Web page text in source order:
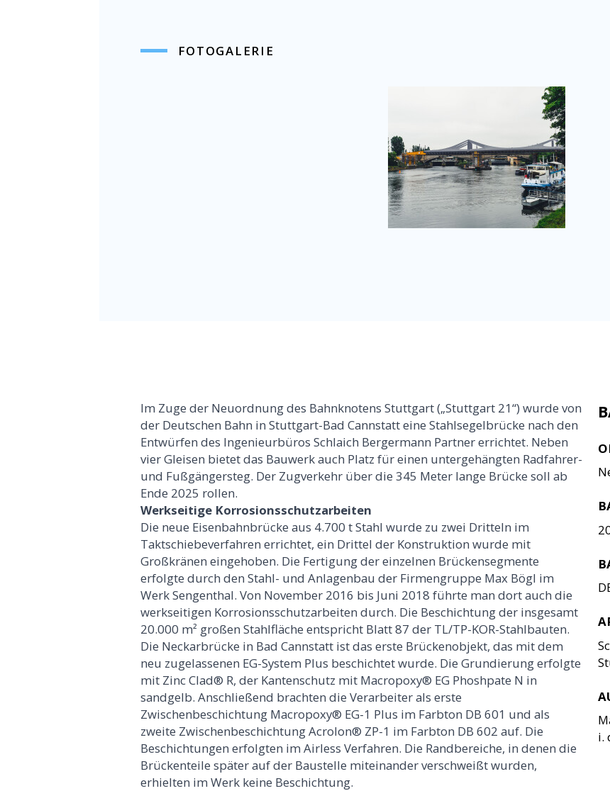
FOTOGALERIE
Im Zuge der Neuordnung des Bahnknotens Stuttgart („Stuttgart 21“) wurde von
der Deutschen Bahn in Stuttgart-Bad Cannstatt eine Stahlsegelbrücke nach den
Entwürfen des Ingenieurbüros Schlaich Bergermann Partner errichtet. Neben
vier Gleisen bietet das Bauwerk auch Platz für einen untergehängten Radfahrer-
und Fußgängersteg. Der Zugverkehr über die 345 Meter lange Brücke soll ab
Ende 2025 rollen.
Werkseitige Korrosionsschutzarbeiten
Die neue Eisenbahnbrücke aus 4.700 t Stahl wurde zu zwei Dritteln im
Taktschiebeverfahren errichtet, ein Drittel der Konstruktion wurde mit
Großkränen eingehoben. Die Fertigung der einzelnen Brückensegmente
erfolgte durch den Stahl- und Anlagenbau der Firmengruppe Max Bögl im
Werk Sengenthal. Von November 2016 bis Juni 2018 führte man dort auch die
werkseitigen Korrosionsschutzarbeiten durch. Die Beschichtung der insgesamt
20.000 m² großen Stahlfläche entspricht Blatt 87 der TL/TP-KOR-Stahlbauten.
Die Neckarbrücke in Bad Cannstatt ist das erste Brückenobjekt, das mit dem
neu zugelassenen EG-System Plus beschichtet wurde. Die Grundierung erfolgte
mit Zinc Clad® R, der Kantenschutz mit Macropoxy® EG Phoshpate N in
sandgelb. Anschließend brachten die Verarbeiter als erste
Zwischenbeschichtung Macropoxy® EG-1 Plus im Farbton DB 601 und als
zweite Zwischenbeschichtung Acrolon® ZP-1 im Farbton DB 602 auf. Die
Beschichtungen erfolgten im Airless Verfahren. Die Randbereiche, in denen die
Brückenteile später auf der Baustelle miteinander verschweißt wurden,
erhielten im Werk keine Beschichtung.
i.